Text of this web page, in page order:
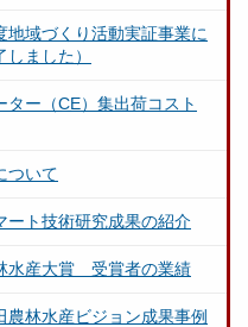
地域づくり活動実証事業に
ました）
ー（CE）集出荷コスト
ついて
ート技術研究成果の紹介
水産大賞 受賞者の業績
林水産ビジョン成果事例